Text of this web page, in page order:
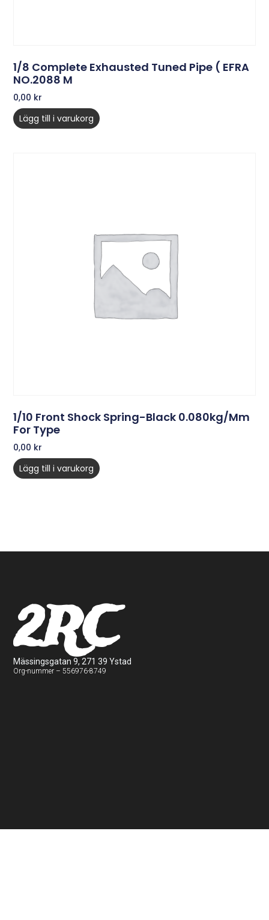
1/8 Complete Exhausted Tuned Pipe ( EFRA
NO.2088 M
0,00 kr
Lägg till i varukorg
1/10 Front Shock Spring-Black 0.080kg/mm
For Type
0,00 kr
Lägg till i varukorg
2RC
Mässingsgatan 9, 271 39 Ystad
Org-nummer – 556976-8749